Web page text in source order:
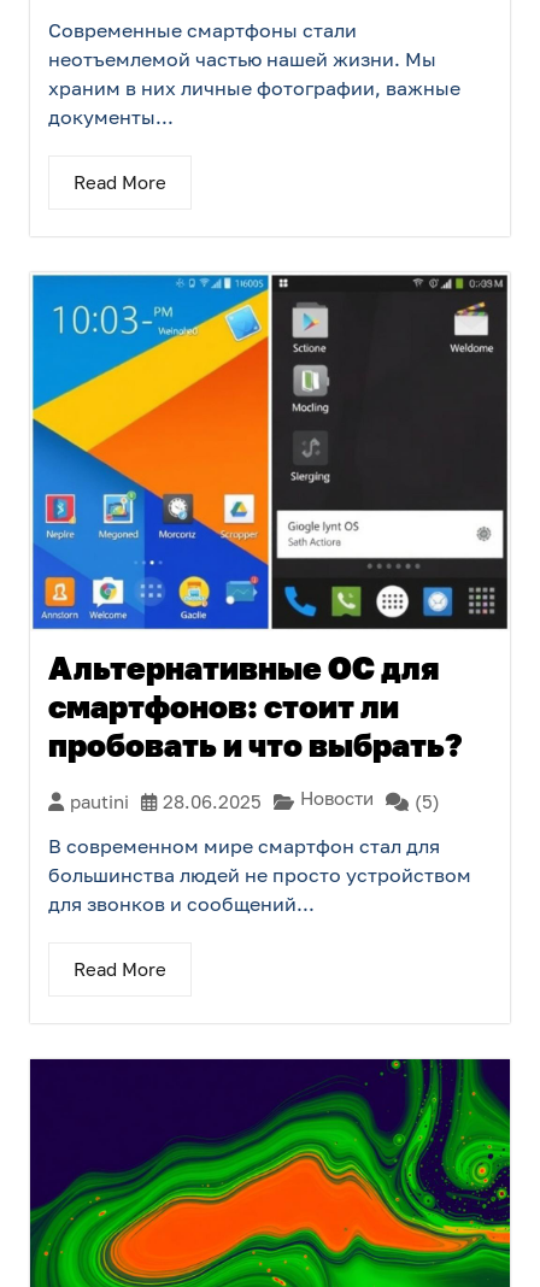
Современные смартфоны стали
неотъемлемой частью нашей жизни. Мы
храним в них личные фотографии, важные
документы...
Read More
Альтернативные ОС для
смартфонов: стоит ли
пробовать и что выбрать?
pautini 28.06.2025 Новости (5)
В современном мире смартфон стал для
большинства людей не просто устройством
для звонков и сообщений...
Read More